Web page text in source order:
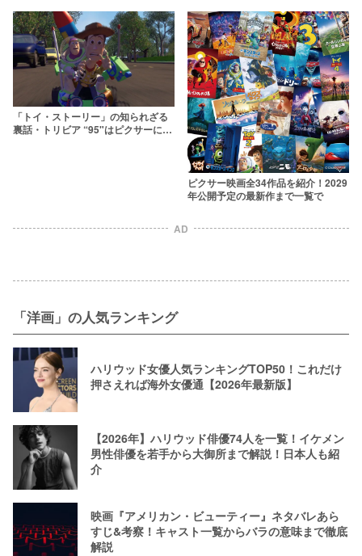
「トイ・ストーリー」の知られざる
裏話・トリビア “95"はピクサーにと
ピクサー映画全34作品を紹介！2029
年公開予定の最新作まで一覧で
AD
「洋画」の人気ランキング
ハリウッド女優人気ランキングTOP50！これだけ
押さえれば海外女優通【2026年最新版】
【2026年】ハリウッド俳優74人を一覧！イケメン
男性俳優を若手から大御所まで解説！日本人も紹
介
映画『アメリカン・ビューティー』ネタバレあら
すじ&考察！キャスト一覧からバラの意味まで徹底
解説